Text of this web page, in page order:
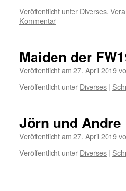
Veröffentlicht unter Diverses,
Kommentar
Maiden der
Veröffentlicht am 27. April 2019
Veröffentlicht unter Diverses |
Jörn und Andre
Veröffentlicht am 27. April 2019
Veröffentlicht unter Diverses |